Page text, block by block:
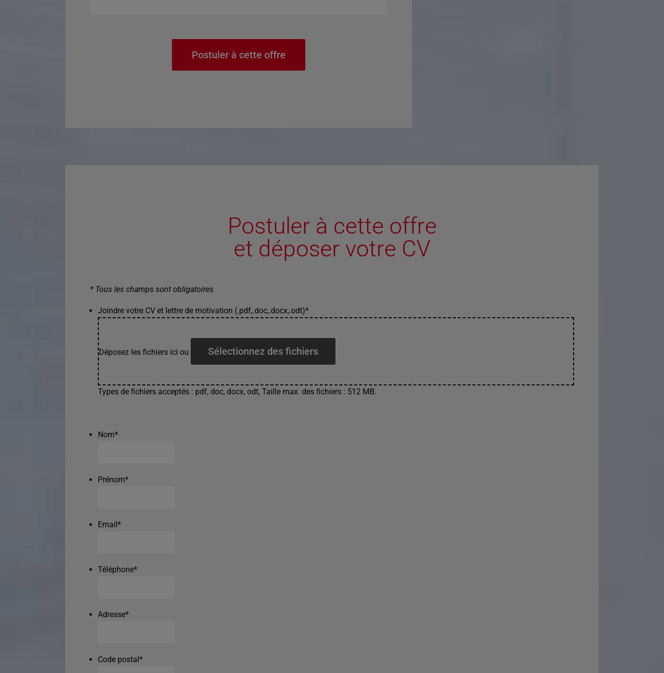
Postuler à cette offre
Postuler à cette offre
et déposer votre CV
* Tous les champs sont obligatoires
Joindre votre CV et lettre de motivation (.pdf,.doc,.docx,.odt)*
Déposez les fichiers ici ou Sélectionnez des fichiers
Types de fichiers acceptés : pdf, doc, docx, odt, Taille max. des fichiers : 512 MB.
Nom*
Prénom*
Email*
Téléphone*
Adresse*
Code postal*